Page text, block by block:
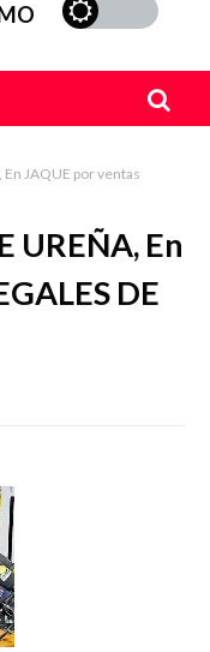
En JAQUE por ventas
UREÑA, En
DE